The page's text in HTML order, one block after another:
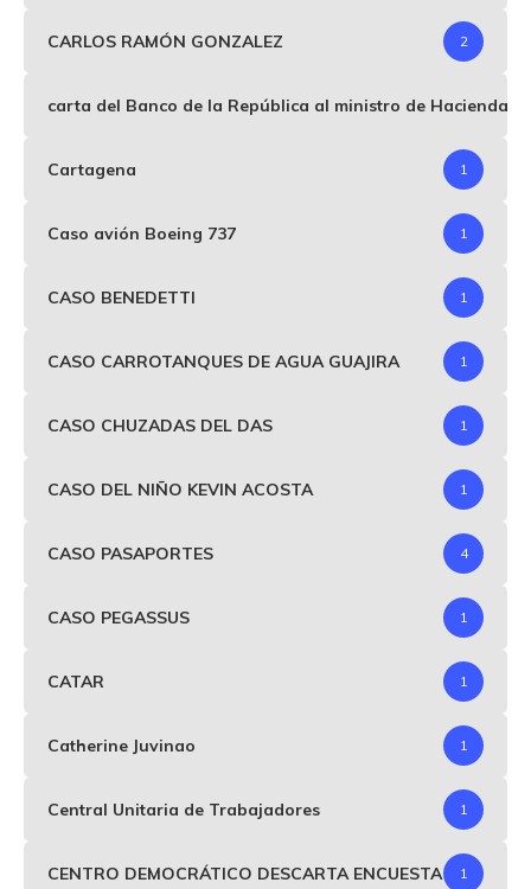
CARLOS RAMÓN GONZALEZ 2
carta del Banco de la República al ministro de Hacienda
Cartagena 1
Caso avión Boeing 737 1
CASO BENEDETTI 1
CASO CARROTANQUES DE AGUA GUAJIRA 1
CASO CHUZADAS DEL DAS 1
CASO DEL NIÑO KEVIN ACOSTA 1
CASO PASAPORTES 4
CASO PEGASSUS 1
CATAR 1
Catherine Juvinao 1
Central Unitaria de Trabajadores 1
CENTRO DEMOCRÁTICO DESCARTA ENCUESTA 1